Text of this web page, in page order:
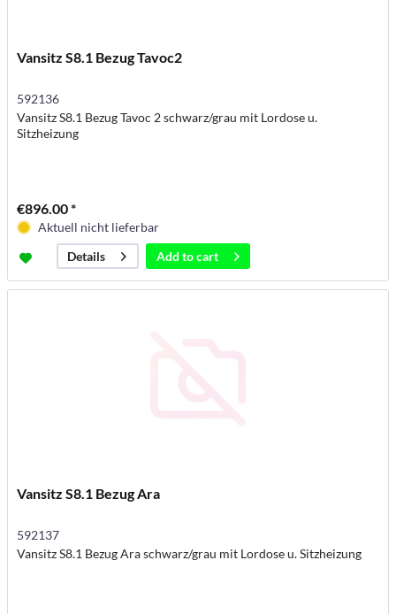
Vansitz S8.1 Bezug Tavoc2
592136
Vansitz S8.1 Bezug Tavoc 2 schwarz/grau mit Lordose u.
Sitzheizung
€896.00 *
Aktuell nicht lieferbar
Details
Add tocart
Vansitz S8.1 Bezug Ara
592137
Vansitz S8.1 Bezug Ara schwarz/grau mit Lordose u. Sitzheizung